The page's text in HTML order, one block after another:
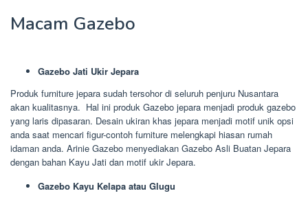
Macam Gazebo
Gazebo Jati Ukir Jepara
Produk furniture jepara sudah tersohor di seluruh penjuru Nusantara
akan kualitasnya. Hal ini produk Gazebo jepara menjadi produk gazebo
yang laris dipasaran. Desain ukiran khas jepara menjadi motif unik opsi
anda saat mencari figur-contoh furniture melengkapi hiasan rumah
idaman anda. Arinie Gazebo menyediakan Gazebo Asli Buatan Jepara
dengan bahan Kayu Jati dan motif ukir Jepara.
Gazebo Kayu Kelapa atau Glugu